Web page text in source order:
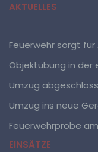
AKTUELLES
Feuerwehr sorgt für
Objektübung in der
Umzug
Umzug ins neue
Feuerwehrprobe
EINSÄTZE
natürlichen
g)
Verantwortlicher
Verantwortlicher
Person, Behörde,
allein oder
und Mittel der
Daten
Verarbeitung